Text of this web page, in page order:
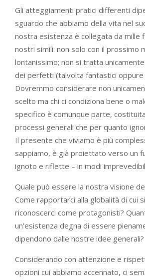
Gli atteggiamenti pratici differenti
sguardo che abbiamo della vita nel
nostra esistenza è collegata da mille
nostri simili: non solo con il prossimo
lontanissimo; non si tratta
dei perfetti (talvolta fantastici oppure
Dovremmo considerare non
scelto ma chi ci condiziona bene o
specifico è comunque parte,
processi generali che per quanto
Il presente che viviamo è più
sappiamo, è già proiettato verso un
ignoto e riflette – in modi
Quale può essere la nostra visione
Come rapportarci alla globalità di cui
riconoscerci come protagonisti?
un’esistenza degna di essere
dipendono dalle nostre idee generali?
Considerando con attenzione e
opzioni cui abbiamo accennato, ci